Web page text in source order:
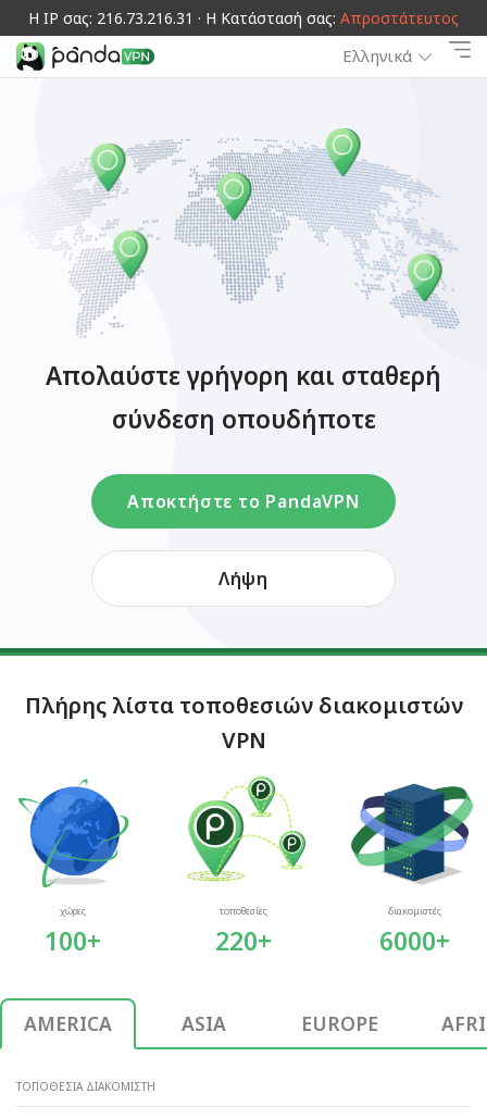
Η IP σας: 216.73.216.31 · Η Κατάστασή σας: Απροστάτευτος
Ελληνικά
Απολαύστε γρήγορη και σταθερή
σύνδεση οπουδήποτε
Αποκτήστε το PandaVPN
Λήψη
Πλήρης λίστα τοποθεσιών διακομιστών
VPN
χώρες
100+
τοποθεσίες
220+
διακομιστές
6000+
AMERICA ASIA EUROPE
ΤΟΠΟΘΕΣΙΑ ΔΙΑΚΟΜΙΣΤΗ